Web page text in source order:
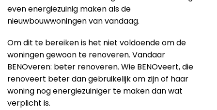
even energiezuinig maken als de
nieuwbouwwoningen van vandaag.
Om dit te bereiken is het niet voldoende om de
woningen gewoon te renoveren. Vandaar
BENOveren: beter renoveren. Wie BENOveert, die
renoveert beter dan gebruikelijk om zijn of haar
woning nog energiezuiniger te maken dan wat
verplicht is.